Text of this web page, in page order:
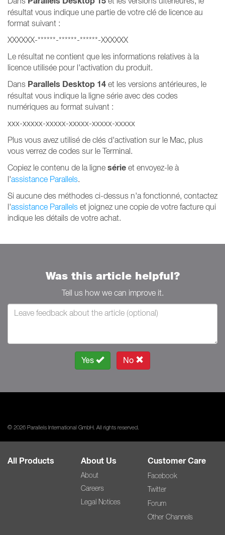
résultat vous indique une partie de votre clé de licence au
format suivant :
XXXXXX-******-******-******-XXXXXX
Le résultat ne contient que les informations relatives à la
licence utilisée pour l'activation du produit.
Dans Parallels Desktop 14 et les versions antérieures, le
résultat vous indique la ligne série avec des codes
numériques au format suivant :
xxx-xxxxx-xxxxx-xxxxx-xxxxx-xxxxx
Plus vous avez utilisé de clés d'activation sur le Mac, plus
vous verrez de codes sur le Terminal.
Copiez le contenu de la ligne série et envoyez-le à
l'assistance Parallels.
Si aucune des méthodes ci-dessus n'a fonctionné, contactez
l'assistance Parallels et joignez une copie de votre facture qui
indique les détails de votre achat.
Was this article helpful?
Tell us how we can improve it.
Yes No
© 2026 Parallels International GmbH. All rights reserved.
All Products About Us
About
Careers
Legal Notices
Customer Care
Facebook
Twitter
Forum
Other Channels